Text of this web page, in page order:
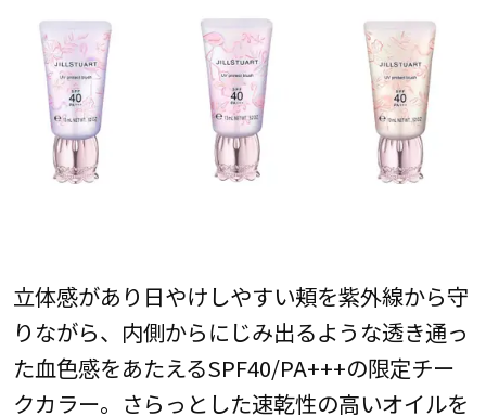
立体感があり日やけしやすい頬を紫外線から守
りながら、内側からにじみ出るような透き通っ
た血色感をあたえるSPF40/PA+++の限定チー
クカラー。さらっとした速乾性の高いオイルを